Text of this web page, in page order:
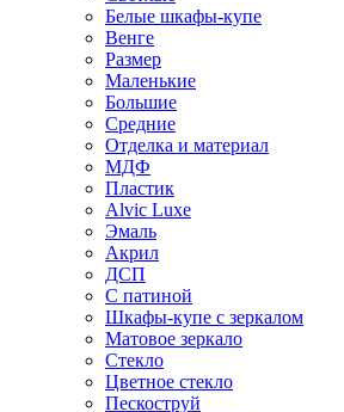
Белые шкафы-купе
Венге
Размер
Маленькие
Большие
Средние
Отделка и материал
МДФ
Пластик
Alvic Luxe
Эмаль
Акрил
ДСП
С патиной
Шкафы-купе с зеркалом
Матовое зеркало
Стекло
Цветное стекло
Пескоструй